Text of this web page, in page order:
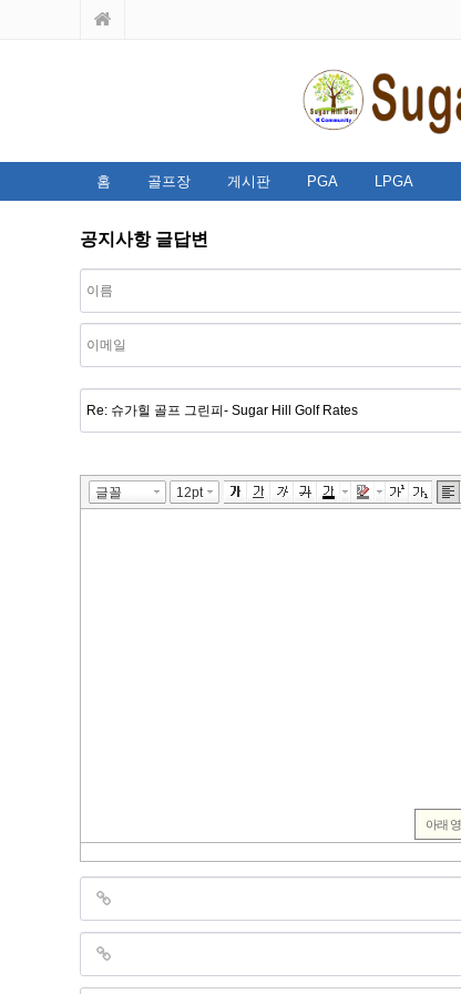
홈 골프장 게시판 PGA LPGA
공지사항 글답변